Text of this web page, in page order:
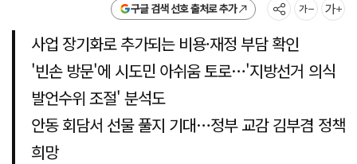
구글 검색 선호 출처로 추가
사업 장기화로 추가되는 비용·재정 부담 확인
'빈손 방문'에 시도민 아쉬움 토로…'지방선거 의식
발언수위 조절' 분석도
안동 회담서 선물 풀지 기대…정부 교감 김부겸 정책
희망